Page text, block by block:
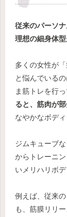
従来のパーソ
理想の細身体
多くの女性が
と悩んでいる
ま筋トレを行っ
ると、筋肉が
なやかなボデ
ジムキューブ
からトレーニ
いメリハリボデ
例えば、従来
も、筋膜リリ